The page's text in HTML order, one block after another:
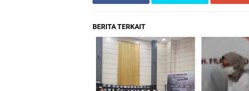
BERITA TERKAIT